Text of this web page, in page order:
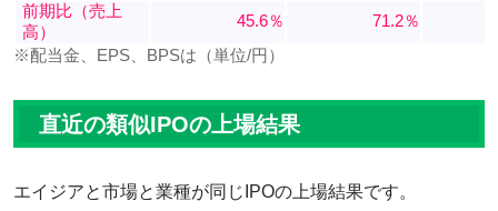
前期比（売上
高）
45.6％
71.2％
※配当金、EPS、BPSは（単位/円）
直近の類似IPOの上場結果
エイジアと市場と業種が同じIPOの上場結果です。